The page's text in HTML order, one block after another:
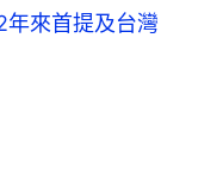
來首提及台灣